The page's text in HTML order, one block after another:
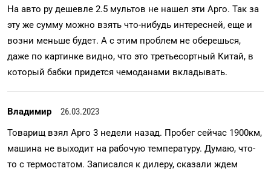
На авто ру дешевле 2.5 мультов не нашел эти Арго. Так за
эту же сумму можно взять что-нибудь интересней, еще и
возни меньше будет. А с этим проблем не оберешься,
даже по картинке видно, что это третьесортный Китай, в
который бабки придется чемоданами вкладывать.
Владимир
26.03.2023
Товарищ взял Арго 3 недели назад. Пробег сейчас 1900км,
машина не выходит на рабочую температуру. Думаю, что-
то с термостатом. Записался к дилеру, сказали ждем